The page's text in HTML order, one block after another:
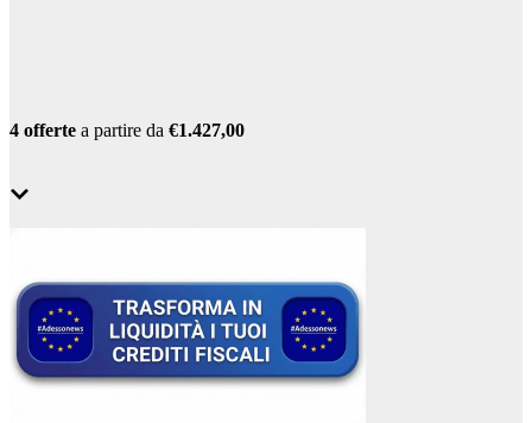
4 offerte a partire da €1.427,00